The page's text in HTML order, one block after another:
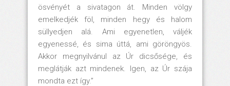
ösvényét a sivatagon át. Minden völgy
emelkedjék föl, minden hegy és halom
süllyedjen alá. Ami egyenetlen, váljék
egyenessé, és sima úttá, ami göröngyös.
Akkor megnyilvánul az Úr dicsősége, és
meglátják azt mindenek. Igen, az Úr szája
mondta ezt így.”